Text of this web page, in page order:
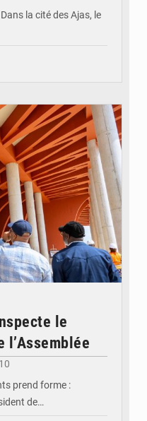
la cité des Ajas, le
le
l’Assemblée
prend forme :
de…